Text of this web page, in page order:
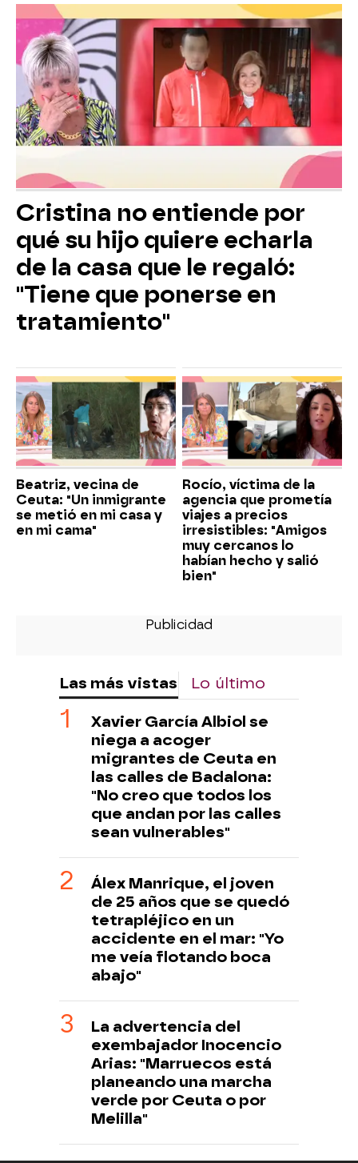
Cristina no entiende por
qué su hijo quiere echarla
de la casa que le regaló:
"Tiene que ponerse en
tratamiento"
Beatriz, vecina de
Ceuta: "Un inmigrante
se metió en mi casa y
en mi cama"
Rocío, víctima de la
agencia que prometía
viajes a precios
irresistibles: "Amigos
muy cercanos lo
habían hecho y salió
bien"
Las más vistas Lo último
Xavier García Albiol se
niega a acoger
migrantes de Ceuta en
las calles de Badalona:
"No creo que todos los
que andan por las calles
sean vulnerables"
Álex Manrique, el joven
de 25 años que se quedó
tetrapléjico en un
accidente en el mar: "Yo
me veía flotando boca
abajo"
La advertencia del
exembajador Inocencio
Arias: "Marruecos está
planeando una marcha
verde por Ceuta o por
Melilla"